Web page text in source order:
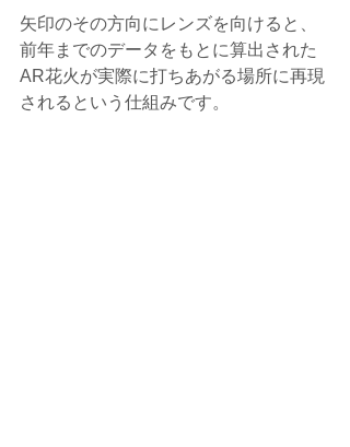
矢印のその方向にレンズを向けると、
前年までのデータをもとに算出された
AR花火が実際に打ちあがる場所に再現
されるという仕組みです。